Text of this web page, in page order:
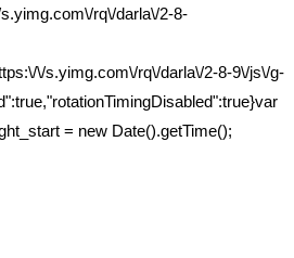
rq\/darla\/2-8-
\/s.yimg.com\/rq\/darla\/2-8-9\/js\/g-
= new Date().getTime();